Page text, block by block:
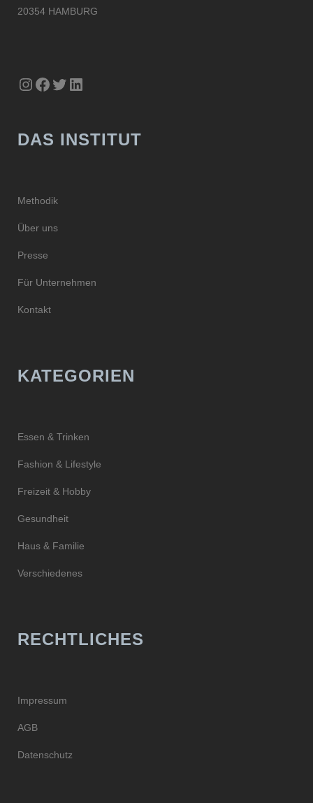
20354 HAMBURG
Instagram
Facebook
Twitter
LinkedIn
DAS INSTITUT
Methodik
Über uns
Presse
Für Unternehmen
Kontakt
KATEGORIEN
Essen & Trinken
Fashion & Lifestyle
Freizeit & Hobby
Gesundheit
Haus & Familie
Verschiedenes
RECHTLICHES
Impressum
AGB
Datenschutz